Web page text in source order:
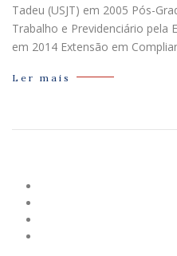
Tadeu (USJT) em 2005 Pós-
Trabalho e Previdenciário pela
em 2014 Extensão em
Ler mais